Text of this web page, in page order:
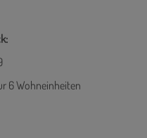
6 Wohneinheiten